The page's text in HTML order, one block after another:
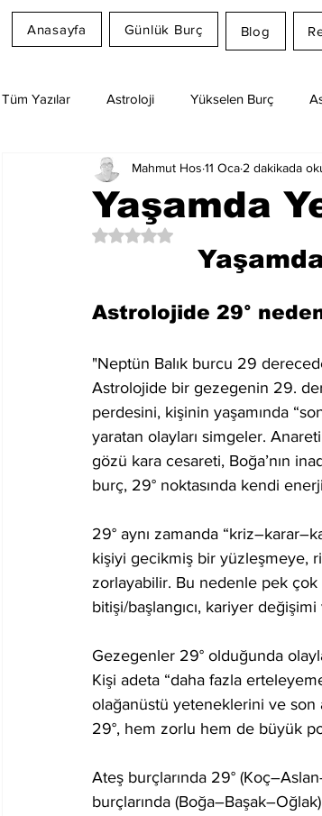
Anasayfa Günlük Burç Blog
Tüm Yazılar Astroloji Yükselen Burç
Rüya Tabirleri Ay Burcu Günlük Burç
Yaşamda
Mahmut Hos 11 Oca 2 dakikada
5 üzerinden NaN yıldız
Astrolojide 29°
"Neptün Balık burcu 29
Astrolojide bir gezegenin 29.
perdesini, kişinin yaşamında
yaratan olayları simgeler.
gözü kara cesareti, Boğa’nın
burç, 29° noktasında kendi
29° aynı zamanda
kişiyi gecikmiş bir yüzleşmeye,
zorlayabilir. Bu nedenle pek
bitişi/başlangıcı, kariyer
Gezegenler 29° olduğunda
Kişi adeta “daha fazla
olağanüstü yeteneklerini ve son
29°, hem zorlu hem de büyük
Ateş burçlarında 29°
burçlarında